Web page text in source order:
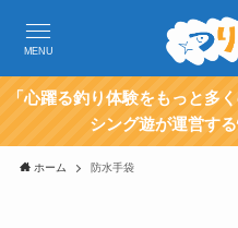
MENU
「心躍る釣り体験をもっと多
シング遊が運営す
ホーム 防水手袋